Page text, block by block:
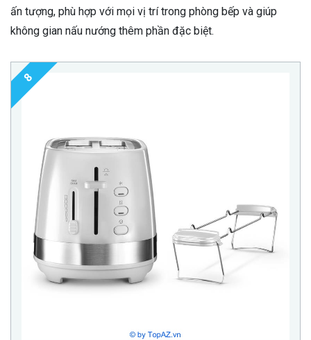
ấn tượng, phù hợp với mọi vị trí trong phòng bếp và giúp
không gian nấu nướng thêm phần đặc biệt.
8